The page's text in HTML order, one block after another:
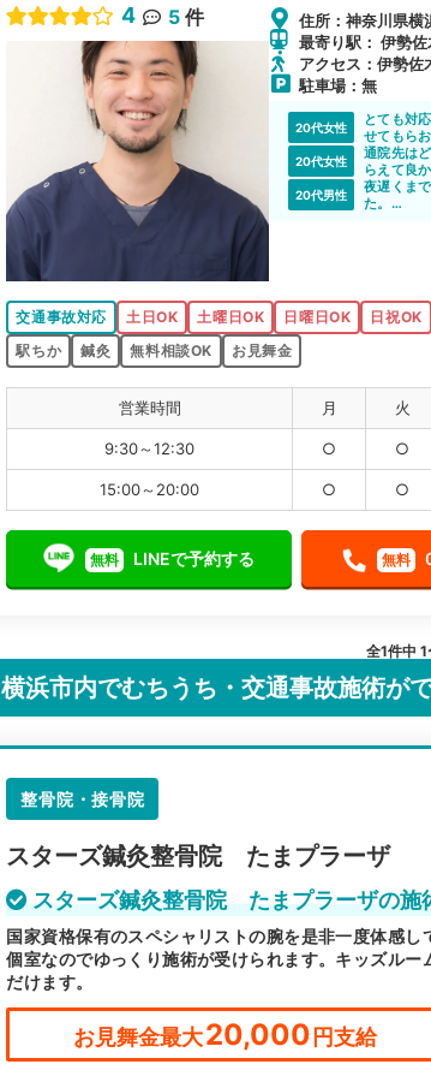
4 5 件
住所：神奈川県横
最寄り駅： 伊勢
アクセス：伊勢佐
駐車場：無
20代女性
とても対
せてもら
20代女性
通院先は
らえて良
駅からも
20代男性
夜遅くま
た。
交通事故対応 土日OK 土曜日OK 日曜日OK 日祝OK
駅ちか
鍼灸 無料相談OK お見舞金
営業時間 月 火
9:30～12:30 ○ ○
15:00～20:00 ○ ○
無料 LINEで予約する 無料
全1件中
横浜市内でむちうち・交通事故施術が
整骨院・接骨院
スターズ鍼灸整骨院 たまプラーザ
スターズ鍼灸整骨院 たまプラーザの施
国家資格保有のスペシャリストの腕を是非一度体感
個室なのでゆっくり施術が受けられます。キッズル
だけます。
お見舞金最大20,000円支給